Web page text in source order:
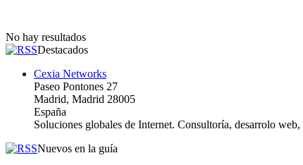
No hay resultados
Destacados
Cexia Networks
Paseo Pontones 27
Madrid, Madrid 28005
España
Soluciones globales de Internet. Consultoría, desarrolo
Nuevos en la guía